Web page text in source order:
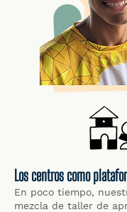
Los centros como
En poco tiempo,
mezcla de taller de